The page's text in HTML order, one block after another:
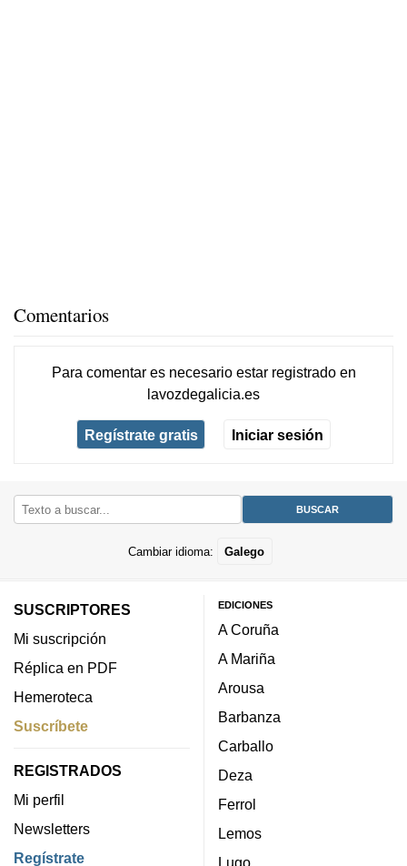
Comentarios
Para comentar es necesario estar registradoen
lavozdegalicia.es
Regístrate gratis Iniciar sesión
Cambiar idioma: Galego
SUSCRIPTORES
Mi suscripción
Réplica en PDF
Hemeroteca
Suscríbete
REGISTRADOS
Mi perfil
Newsletters
Regístrate
EDICIONES
A Coruña
A Mariña
Arousa
Barbanza
Carballo
Deza
Ferrol
Lemos
Lugo